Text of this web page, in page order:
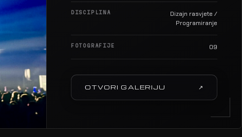
DISCIPLINA
Dizajn rasvjete /
Programiranje
FOTOGRAFIJE 09
OTVORI GALERIJU ↗